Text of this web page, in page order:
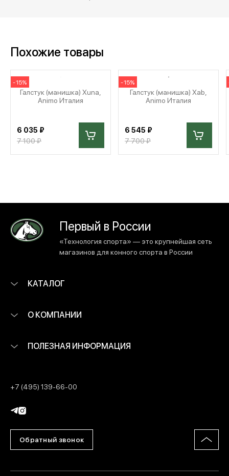
Похожие товары
-15%
Галстук (манишка) Xuna,
Animo Италия
6 035 ₽
7 100 ₽
-15%
Галстук (манишка) Xab,
Animo Италия
6 545 ₽
7 700 ₽
Первый в России
«Технология спорта» — это крупнейшая сеть
магазинов для конного спорта в России
КАТАЛОГ
О КОМПАНИИ
ПОЛЕЗНАЯ ИНФОРМАЦИЯ
+7 (495) 139-66-00
Обратный звонок